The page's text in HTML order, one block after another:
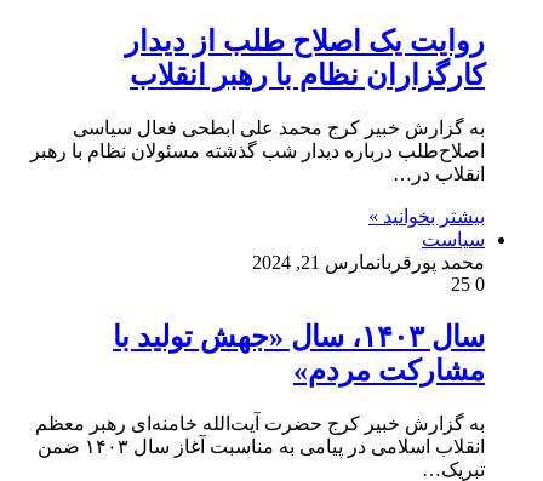
روایت یک اصلاح طلب از دیدار
کارگزاران نظام با رهبر انقلاب
به گزارش خبیر کرج محمد علی ابطحی فعال سیاسی
اصلاح‌طلب درباره دیدار شب گذشته مسئولان نظام با رهبر
انقلاب در…
بیشتر بخوانید »
سیاست
محمد پورقربانمارس 21, 2024
0
سال ۱۴۰۳، سال «جهش تولید با
مشارکت مردم»
به گزارش خبیر کرج حضرت آیت‌الله خامنه‌ای رهبر معظم
انقلاب اسلامی در پیامی به مناسبت آغاز سال ۱۴۰۳ ضمن
تبریک…